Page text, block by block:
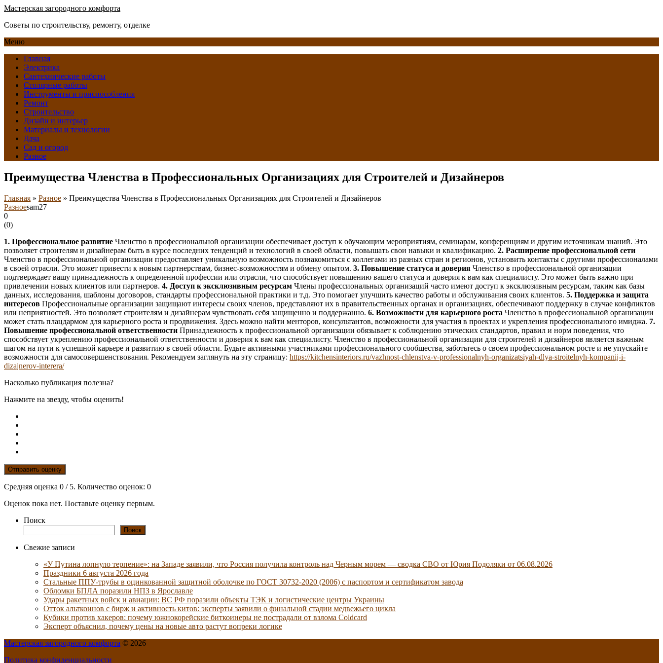
Мастерская загородного комфорта
Советы по строительству, ремонту, отделке
Меню
Главная
Электрика
Сантехнические работы
Столярные работы
Инструменты и приспособления
Ремонт
Строительство
Дизайн и интерьер
Материалы и технологии
Дача
Сад и огород
Разное
Преимущества Членства в Профессиональных Организациях для Строителей и Дизайнеров
Главная » Разное » Преимущества Членства в Профессиональных Организациях для Строителей и Дизайнеров
Разноеsam27
0
(0)
1. Профессиональное развитие Членство в профессиональной организации обеспечивает доступ к обучающим мероприятиям, семинарам, конференциям и другим источникам знаний. Это
позволяет строителям и дизайнерам быть в курсе последних тенденций и технологий в своей области, повышать свои навыки и квалификацию. 2. Расширение профессиональной сети
Членство в профессиональной организации предоставляет уникальную возможность познакомиться с коллегами из разных стран и регионов, установить контакты с другими профессионалами
в своей отрасли. Это может привести к новым партнерствам, бизнес-возможностям и обмену опытом. 3. Повышение статуса и доверия Членство в профессиональной организации
подтверждает вашу принадлежность к определенной профессии или отрасли, что способствует повышению вашего статуса и доверия к вам как специалисту. Это может быть важно при
привлечении новых клиентов или партнеров. 4. Доступ к эксклюзивным ресурсам Члены профессиональных организаций часто имеют доступ к эксклюзивным ресурсам, таким как базы
данных, исследования, шаблоны договоров, стандарты профессиональной практики и т.д. Это помогает улучшить качество работы и обслуживания своих клиентов. 5. Поддержка и защита
интересов Профессиональные организации защищают интересы своих членов, представляют их в правительственных органах и организациях, обеспечивают поддержку в случае конфликтов
или неприятностей. Это позволяет строителям и дизайнерам чувствовать себя защищенно и поддержанно. 6. Возможности для карьерного роста Членство в профессиональной организации
может стать плацдармом для карьерного роста и продвижения. Здесь можно найти менторов, консультантов, возможности для участия в проектах и укрепления профессионального имиджа. 7.
Повышение профессиональной ответственности Принадлежность к профессиональной организации обязывает к соблюдению этических стандартов, правил и норм поведения, что
способствует укреплению профессиональной ответственности и доверия к вам как специалисту. Членство в профессиональной организации для строителей и дизайнеров является важным
шагом на пути к успешной карьере и развитию в своей области. Будьте активными участниками профессионального сообщества, заботьтесь о своем профессиональном росте и не упускайте
возможности для самосовершенствования. Рекомендуем заглянуть на эту страницу: https://kitchensinteriors.ru/vazhnost-chlenstva-v-professionalnyh-organizatsiyah-dlya-stroitelnyh-kompanij-i-
dizajnerov-interera/
Насколько публикация полезна?
Нажмите на звезду, чтобы оценить!
Отправить оценку
Средняя оценка 0 / 5. Количество оценок: 0
Оценок пока нет. Поставьте оценку первым.
Поиск
Поиск
Свежие записи
«У Путина лопнуло терпение»: на Западе заявили, что Россия получила контроль над Черным морем — сводка СВО от Юрия Подоляки от 06.08.2026
Праздники 6 августа 2026 года
Стальные ППУ-трубы в оцинкованной защитной оболочке по ГОСТ 30732-2020 (2006) с паспортом и сертификатом завода
Обломки БПЛА поразили НПЗ в Ярославле
Удары ракетных войск и авиации: ВС РФ поразили объекты ТЭК и логистические центры Украины
Отток альткоинов с бирж и активность китов: эксперты заявили о финальной стадии медвежьего цикла
Кубики против хакеров: почему южнокорейские биткоинеры не пострадали от взлома Coldcard
Эксперт объяснил, почему цены на новые авто растут вопреки логике
Мастерская загородного комфорта © 2026
Политика конфиденциальности